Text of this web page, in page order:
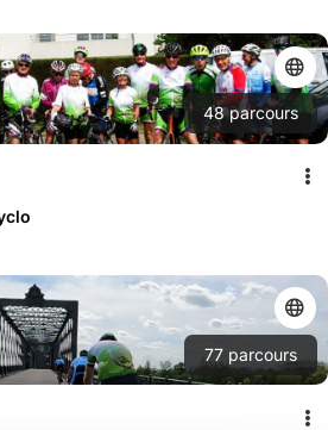
48 parcours
77 parcours